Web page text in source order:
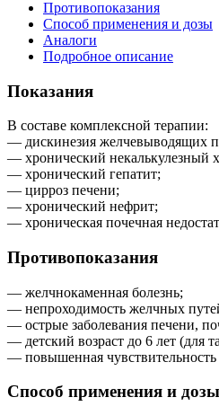
Противопоказания
Способ применения и дозы
Аналоги
Подробное описание
Показания
В составе комплексной терапии:
— дискинезия желчевыводящих
— хронический некалькулезный
— хронический гепатит;
— цирроз печени;
— хронический нефрит;
— хроническая почечная
Противопоказания
— желчнокаменная болезнь;
— непроходимость желчных
— острые заболевания печени,
— детский возраст до 6 лет (для
— повышенная чувствительность
Способ применения и дозы